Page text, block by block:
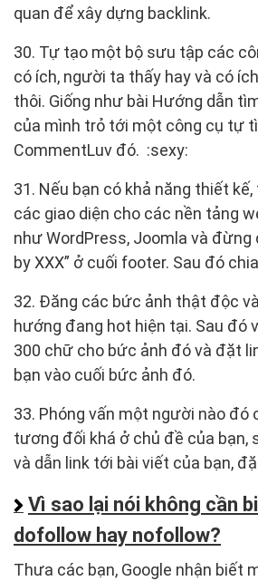
quan để xây dựng backlink.
30. Tự tạo một bộ sưu tập các
có ích, người ta thấy hay và có
thôi. Giống như bài Hướng dẫn
của mình trỏ tới một công cụ tự
CommentLuv đó. :sexy:
31. Nếu bạn có khả năng thiết
các giao diện cho các nền tảng
như WordPress, Joomla và đừng
by XXX” ở cuối footer. Sau đó
32. Đăng các bức ảnh thật độc
hướng đang hot hiện tại. Sau đó
300 chữ cho bức ảnh đó và đặt
bạn vào cuối bức ảnh đó.
33. Phóng vấn một người nào đó
tương đối khá ở chủ đề của bạn,
và dẫn link tới bài viết của bạn,
Vì sao lại nói không cần
dofollow hay nofollow?
Thưa các bạn, Google nhận biết